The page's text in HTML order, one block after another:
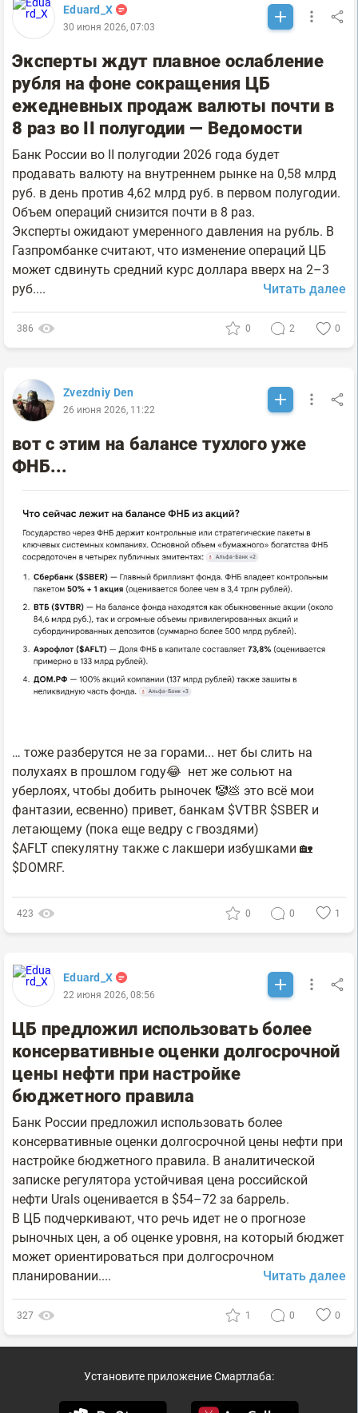
Eduard_X
30 июня 2026, 07:03
Эксперты ждут плавное ослабление
рубля на фоне сокращения ЦБ
ежедневных продаж валюты почти в
8 раз во II полугодии — Ведомости
Банк России во II полугодии 2026 года будет
продавать валюту на внутреннем рынке на 0,58 млрд
руб. в день против 4,62 млрд руб. в первом полугодии.
Объем операций снизится почти в 8 раз.
Эксперты ожидают умеренного давления на рубль. В
Газпромбанке считают, что изменение операций ЦБ
может сдвинуть средний курс доллара вверх на 2–3
руб....
Читать далее
386 0 2 0
Zvezdniy Den
26 июня 2026, 11:22
вот с этим на балансе тухлого уже
ФНБ...
… тоже разберутся не за горами... нет бы слить на
полухаях в прошлом году😂 нет же сольют на
уберлоях, чтобы добить рыночек 🤡💩 это всё мои
фантазии, есвенно) привет, банкам $VTBR $SBER и
летающему (пока еще ведру с гвоздями)
$AFLT спекулятну также с лакшери избушками 🏡
$DOMRF.
423 0 0 1
Eduard_X
22 июня 2026, 08:56
ЦБ предложил использовать более
консервативные оценки долгосрочной
цены нефти при настройке
бюджетного правила
Банк России предложил использовать более
консервативные оценки долгосрочной цены нефти при
настройке бюджетного правила. В аналитической
записке регулятора устойчивая цена российской
нефти Urals оценивается в $54–72 за баррель.
В ЦБ подчеркивают, что речь идет не о прогнозе
рыночных цен, а об оценке уровня, на который бюджет
может ориентироваться при долгосрочном
планировании....
Читать далее
327 1 0 0
Установите приложение Смартлаба: